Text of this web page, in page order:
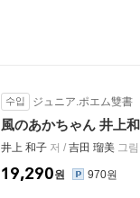
수입 ジュニア.ポエム雙書
風のあかちゃん 井上
井上 和子 저 / 吉田 瑠美 그림
19,290원 970원